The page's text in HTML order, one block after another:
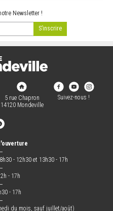
Newsletter !
5 rue Chapron
14120 Mondeville
Suivez-nous !
- 12h30 et 13h30 - 17h
- 17h
- 17h
du mois, sauf juillet/août)